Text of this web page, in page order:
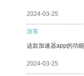
2024-03-25
游客
这款加速器app的功
2024-03-25